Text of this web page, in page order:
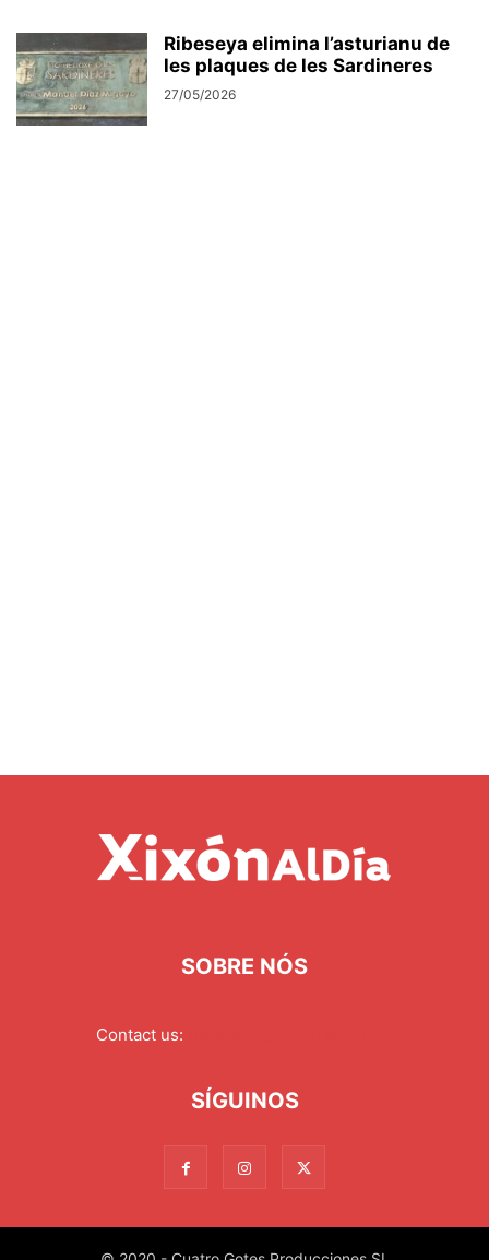
Ribeseya elimina l’asturianu de
les plaques de les Sardineres
27/05/2026
SOBRE NÓS
Contact us:
SÍGUINOS